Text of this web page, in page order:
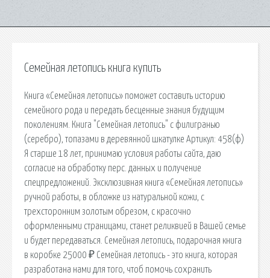
Семейная летопись книга купить
Книга «Семейная летопись» поможет составить историю
семейного рода и передать бесценные знания будущим
поколениям. Книга "Семейная летопись" с филигранью
(серебро), топазами в деревянной шкатулке Артикул: 458(ф)
Я старше 18 лет, принимаю условия работы сайта, даю
согласие на обработку перс. данных и получение
спецпредложений. Эксклюзивная книга «Семейная летопись»
ручной работы, в обложке из натуральной кожи, с
трехсторонним золотым обрезом, с красочно
оформленными страницами, станет реликвией в Вашей семье
и будет передаваться. Семейная летопись, подарочная книга
в коробке 25000 ₽ Семейная летопись - это книга, которая
разработана нами для того, чтоб помочь сохранить